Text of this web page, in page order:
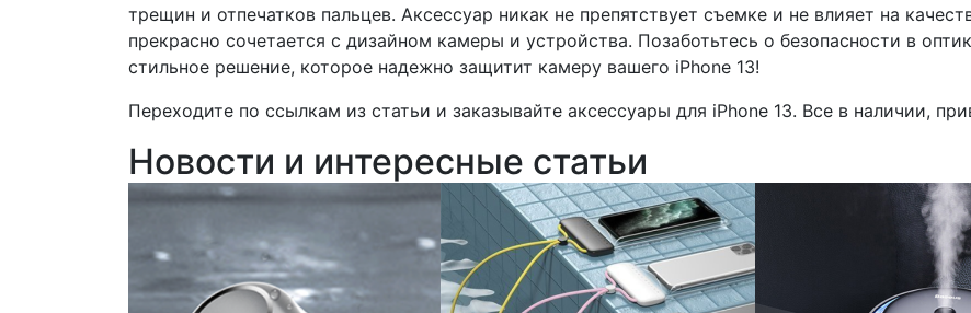
трещин и отпечатков пальцев. Аксессуар никак не препятствует съемке и не влияет на
прекрасно сочетается с дизайном камеры и устройства. Позаботьтесь о безопасности в
стильное решение, которое надежно защитит камеру вашего iPhone 13!
Переходите по ссылкам из статьи и заказывайте аксессуары для iPhone 13. Все в наличии,
Новости и интересные статьи